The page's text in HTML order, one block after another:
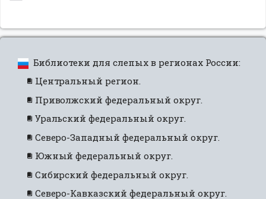
Библиотеки для слепых в регионах России:
Центральный регион.
Приволжский федеральный округ.
Уральский федеральный округ.
Северо-Западный федеральный округ.
Южный федеральный округ.
Сибирский федеральный округ.
Северо-Кавказский федеральный округ.